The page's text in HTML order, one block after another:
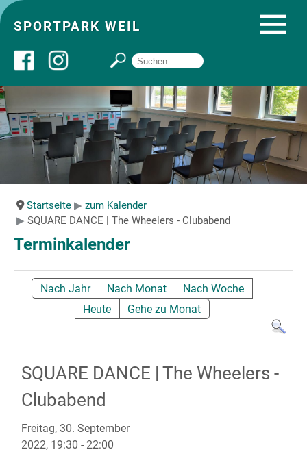
SPORTPARK WEIL
Über uns
Startseite
Angebote
Sportpark
Startseite
zum Kalender
SQUARE DANCE | The Wheelers - Clubabend
Terminkalender
Nach Jahr Nach Monat
Nach Woche
Heute
Gehe zu Monat
SQUARE DANCE | The Wheelers -
Clubabend
Freitag, 30. September
2022, 19:30 - 22:00